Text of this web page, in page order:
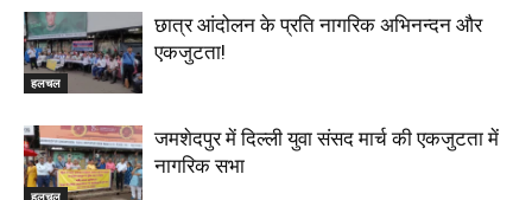
हलचल
छात्र आंदोलन के प्रति नागरिक अभिनन्दन और
एकजुटता!
हलचल
जमशेदपुर में दिल्ली युवा संसद मार्च की एकजुटता में
नागरिक सभा